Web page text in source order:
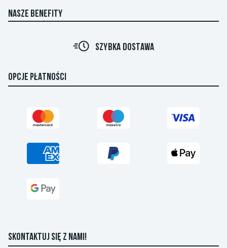
NASZE BENEFITY
SZYBKA DOSTAWA
OPCJE PŁATNOŚCI
SKONTAKTUJ SIĘ Z NAMI!